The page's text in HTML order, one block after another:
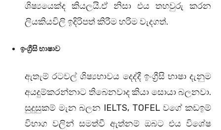
ශිෂ්‍යයෙක්ද කියලයි.ඒ නිසා එය තහවුරු කරන
ලියකියවිලි ඉදිරිපත් කිරීම හරිම වැදගත්.
ඉංග්‍රීසි භාෂාව
ඇතැම් රටවල් ශිෂ්‍යභාවය දෙද්දී ඉංග්‍රීසි භාෂා දැනුම
අයදුම්කරන්නාට තිබෙනවාද කියා සොයා බලනවා.
සුදුසුකම් මැන බලන IELTS, TOFEL වගේ කඩඉම්
විභාග වලින් සමත්වී ඇත්නම් ඔබට එය විශේෂ